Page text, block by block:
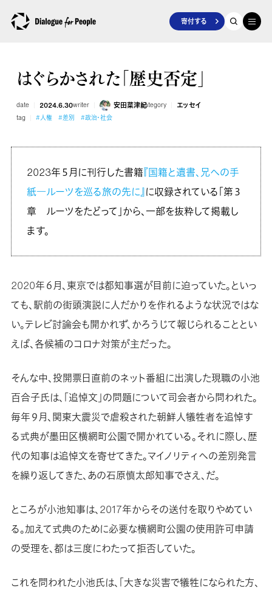
寄付する
はぐらかされた「歴史否定」
date 2024.6.30writer 安田菜津紀category エッセイ
tag #人権 #差別 #政治・社会
2023年５月に刊行した書籍『国籍と遺書、兄への手
紙―ルーツを巡る旅の先に』に収録されている「第３
章 ルーツをたどって」から、一部を抜粋して掲載し
ます。
2020年６月、東京では都知事選が目前に迫っていた。といっ
ても、駅前の街頭演説に人だかりを作れるような状況ではな
い。テレビ討論会も開かれず、かろうじて報じられることとい
えば、各候補のコロナ対策が主だった。
そんな中、投開票日直前のネット番組に出演した現職の小池
百合子氏は、「追悼文」の問題について司会者から問われた。
毎年９月、関東大震災で虐殺された朝鮮人犠牲者を追悼す
る式典が墨田区横網町公園で開かれている。それに際し、歴
代の知事は追悼文を寄せてきた。マイノリティへの差別発言
を繰り返してきた、あの石原慎太郎知事でさえ、だ。
ところが小池知事は、2017年からその送付を取りやめてい
る。加えて式典のために必要な横網町公園の使用許可申請
の受理を、都は三度にわたって拒否していた。
これを問われた小池氏は、「大きな災害で犠牲になられた方、